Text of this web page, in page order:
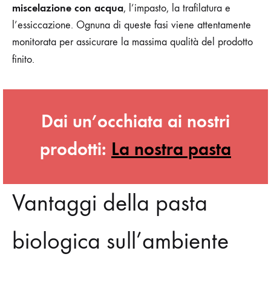
miscelazione con acqua, l’impasto, la trafilatura e
l’essiccazione. Ognuna di queste fasi viene attentamente
monitorata per assicurare la massima qualità del prodotto
finito.
Dai un’occhiata ai nostri
prodotti: La nostra pasta
Vantaggi della pasta
biologica sull’ambiente